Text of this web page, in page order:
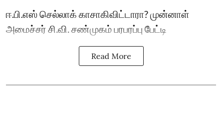
ஈ.பி.எஸ் செல்லாக் காசாகிவிட்டாரா? முன்னாள்
அமைச்சர் சி.வி. சண்முகம் பரபரப்பு பேட்டி
Read More